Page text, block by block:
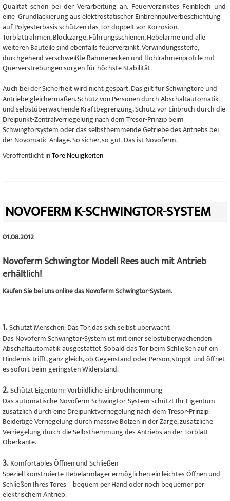
Qualität schon bei der Verarbeitung an. Feuerverzinktes Feinblech und
eine Grundlackierung aus elektrostatischer Einbrennpulverbeschichtung
auf Polyesterbasis schützen das Tor doppelt vor Korrosion.
Torblattrahmen, Blockzarge, Führungsschienen, Hebelarme und alle
weiteren Bauteile sind ebenfalls feuerverzinkt. Verwindungssteife,
durchgehend verschweißte Rahmenecken und Hohlrahmenprofi le mit
Querverstrebungen sorgen für höchste Stabilität.
Auch bei der Sicherheit wird nicht gespart. Das gilt für Schwingtore und
Antriebe gleichermaßen. Schutz von Personen durch Abschaltautomatik
und selbstüberwachende Kraftbegrenzung, Schutz vor Einbruch durch die
Dreipunkt-Zentralverriegelung nach dem Tresor-Prinzip beim
Schwingtorsystem oder das selbsthemmende Getriebe des Antriebs bei
der Novomatic-Anlage. So sicher, so gut. Das ist Novoferm.
Veröffentlicht inTore Neuigkeiten
NOVOFERM K-SCHWINGTOR-SYSTEM
01.08.2012
Novoferm Schwingtor Modell Rees auch mit Antrieb
erhältlich!
Kaufen Sie bei uns online das Novoferm Schwingtor-System.
1.Schützt Menschen: Das Tor, das sich selbst überwacht
Das Novoferm Schwingtor-System ist mit einer selbstüberwachenden
Abschaltautomatik ausgestattet. Sobald das Tor beim Schließen auf ein
Hindernis trifft, ganz gleich, ob Gegenstand oder Person, stoppt und öffnet
es sofort beim geringsten Widerstand.
2.Schützt Eigentum: Vorbildliche Einbruchhemmung
Das automatische Novoferm Schwingtor-System schützt Ihr Eigentum
zusätzlich durch eine Dreipunktverriegelung nach dem Tresor-Prinzip:
Beideitige Verriegelung durch massive Bolzen in der Zarge, zusätzliche
Verriegelung durch die Selbsthemmung des Antriebs an der Torblatt-
Oberkante.
3. Komfortables Öffnen und Schließen
Speziell konstruierte Hebelarmlager ermöglichen ein leichtes Öffnen und
Schließen Ihres Tores – bequem per Hand oder noch bequemer per
elektrischem Antrieb.